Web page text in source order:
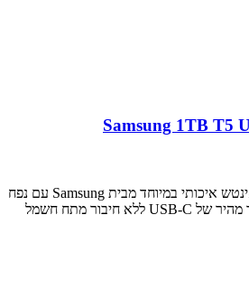
כונן מהיר SSD חיצוני 2.5 אינטש איכותי במיוחד מבית Samsung עם נפח
אחסון עצום של 1TB וחיבור מהיר של USB-C ללא חיבור מתח חשמל